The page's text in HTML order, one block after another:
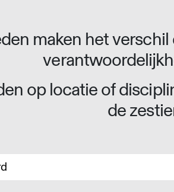
maken het
op locatie of
de